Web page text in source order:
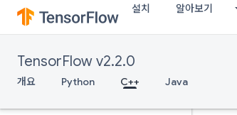
설치 알아보기
TensorFlow v2.2.0
개요 Python C++ Java
tensorflow::ops::AdjustHue
tensorflow::ops::AdjustSaturation
Suppression
tensorflow::ops::CombinedNonMax
tensorflow::ops::CropAndResize